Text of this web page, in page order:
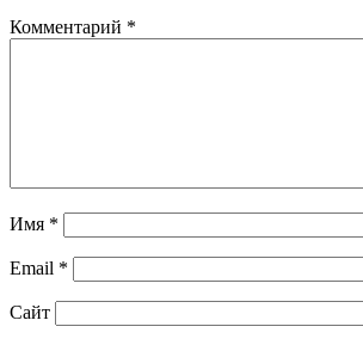
Комментарий *
Имя *
Email *
Сайт